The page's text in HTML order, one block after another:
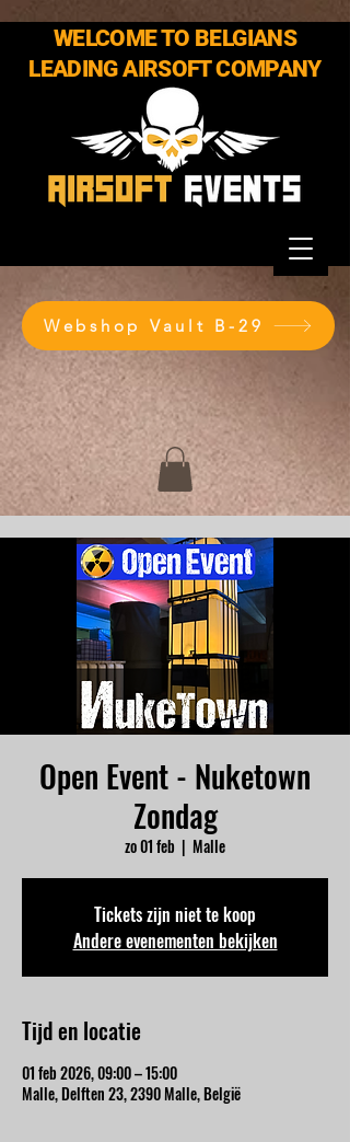
WELCOME TO BELGIANS
LEADING AIRSOFT COMPANY
Webshop Vault B-29
Open Event - Nuketown
Zondag
zo 01 feb
  |
Malle
Tickets zijn niet te koop
Andere evenementen bekijken
Tijd en locatie
01 feb 2026, 09:00 – 15:00
Malle, Delften 23, 2390 Malle, België